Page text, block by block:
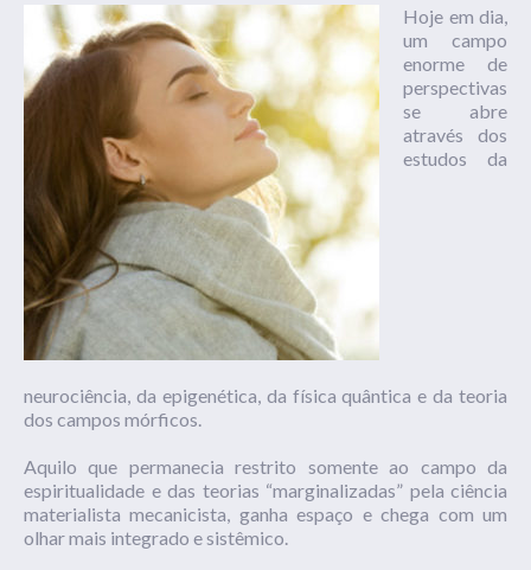
Hoje em dia,
um campo
enorme de
perspectivas
se abre
através dos
estudos da
neurociência, da epigenética, da física quântica e da teoria
dos campos mórficos.
Aquilo que permanecia restrito somente ao campo da
espiritualidade e das teorias “marginalizadas” pela ciência
materialista mecanicista, ganha espaço e chega com um
olhar mais integrado e sistêmico.